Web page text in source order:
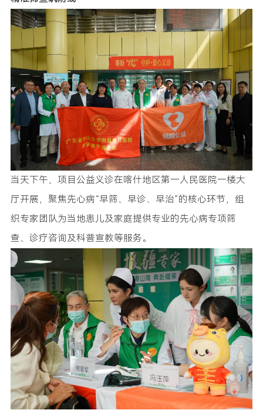
当天下午，项目公益义诊在喀什地区第一人民医院一楼大
厅开展，聚焦先心病“早筛、早诊、早治”的核心环节，组
织专家团队为当地患儿及家庭提供专业的先心病专项筛
查、诊疗咨询及科普宣教等服务。